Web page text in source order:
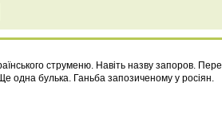
струменю. Навіть назву запоров.
одна булька. Ганьба запозиченому у росіян.